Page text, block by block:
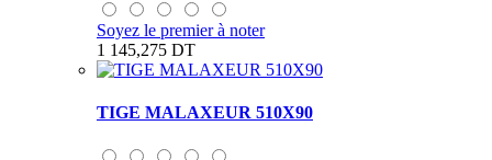
Soyez le premier à noter
1 145,275 DT
TIGE MALAXEUR 510X90